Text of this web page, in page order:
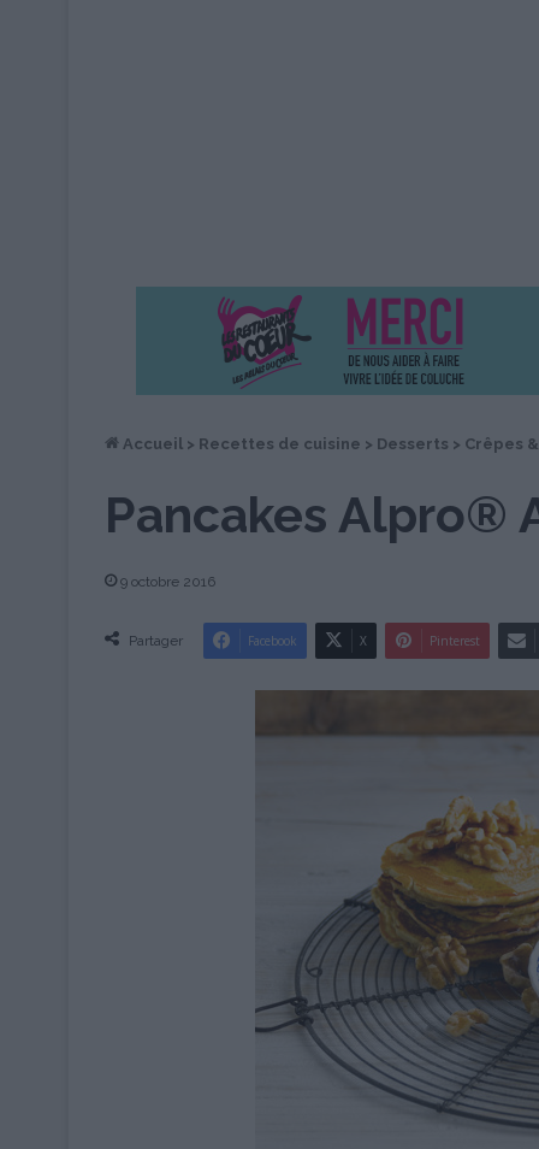
Accueil > Recettes de cuisine > Desserts > Crêpes
Pancakes Alpro®
9 octobre 2016
Partager Facebook X Pinterest